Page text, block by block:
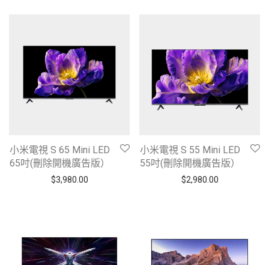
小米電視 S 65 Mini LED
65吋(刪除開機廣告版）
$3,980.00
小米電視 S 55 Mini LED
55吋(刪除開機廣告版）
$2,980.00